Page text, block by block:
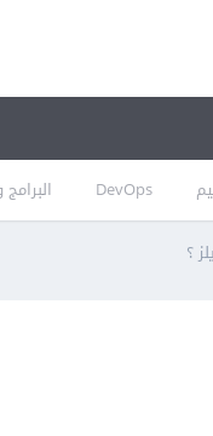
DevOps
؟